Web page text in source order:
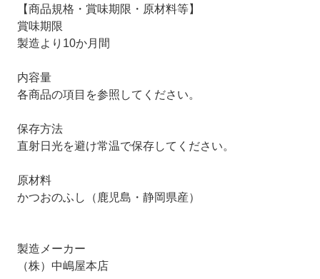
【商品規格・賞味期限・原材料等】
賞味期限
製造より10か月間
内容量
各商品の項目を参照してください。
保存方法
直射日光を避け常温で保存してください。
原材料
かつおのふし（鹿児島・静岡県産）
製造メーカー
（株）中嶋屋本店